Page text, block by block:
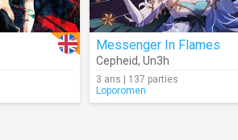
Messenger In Flames
Cepheid, Un3h
3 ans | 137 parties
Loporomen